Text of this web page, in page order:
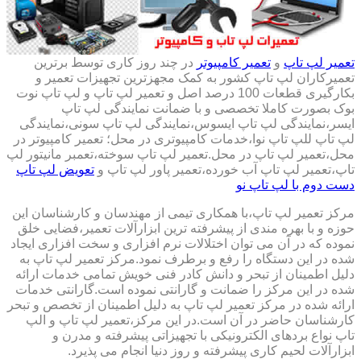
تعمیر لپ تاپ و تعمیر کامپیوتر در چند روز کاری توسط برترین
تعمیرکاران لپ تاپ کشور به کمک مجهزترین تجهیزات تعمیر و
بکارگیری قطعات 100 درصد اصل و تعمیر لپ تاپ و لپ تاپ نوت
بوک بصورت کاملا تخصصی و با ضمانت نمایندگی لپ تاپ
ایسر،نمایندگی لپ تاپ ایسوس،نمایندگی لپ تاپ سونی،نمایندگی
لپ تاپ للپ تاپ نوا،خدمات کامپیوتری در محل؛ تعمیر کامپیوتر در
محل،تعمیر لپ تاپ در محل.تعمیر لپ تاپ سوخته،تعمبر مانیتور لپ
تاپ،تعمیر لپ تاپ آب خورده،تعمیر پاور لپ تاپ و تعویض لپ تاپ
دست دوم با لپ تاپ نو
مرکز تعمیر لپ تاپ،با همکاری تیمی از مهندسان و کارشناسان این
حوزه و با بهره مندی از پیشرفته ترین ابزارآلات تعمیر،فضایی خلق
نموده که در آن می توان اختلالات نرم افزاری و سخت افزاری ایجاد
شده در این دستگاه را رفع و برطرف نمود.مرکز تعمیر لپ تاپ به
دلیل اطمینان از تبحر و دانش کادر فنی خویش تمامی خدمات ارائه
شده در این مرکز را ضمانت و گارانتی نموده است.گارانتی خدمات
ارائه شده در مرکز تعمیر لپ تاپ به دلیل اطمینان از تخصص و تبحر
کارشناسان حاضر در آن است.در این مرکز،تعمیر لپ تاپ و الپ
تاپ نواع بردهای الکترونیکی با تجهیزاتی پیشرفته و مدرن و
ابزارآلات لحیم کاری پیشرفته و روز دنیا انجام می پذیرد.